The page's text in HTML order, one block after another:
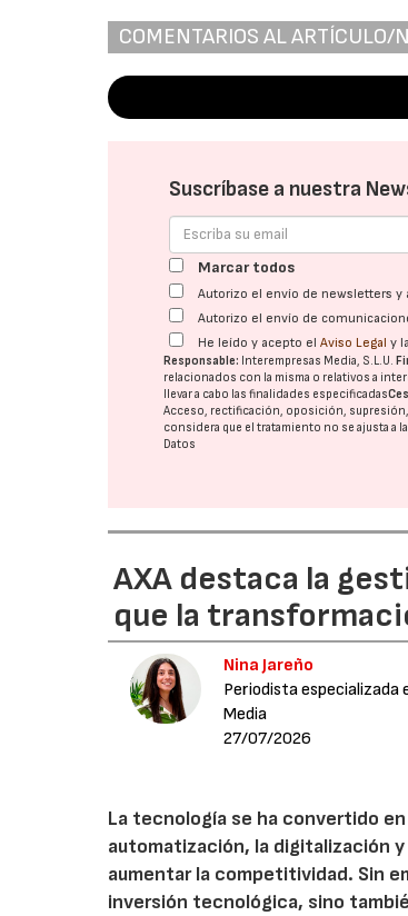
COMENTARIOS AL ARTÍCULO/
Suscríbase a nuestra
Marcar todos
Autorizo el envío de newsletters
Autorizo el envío de
He leído y acepto elAviso Legal y la
Responsable: Interempresas Media, S.L.U.
relacionados con la misma o relativos a
llevar a cabo las finalidades especificadas
Acceso, rectificación, oposición,
considera que el tratamiento no se ajusta a
Datos
AXA destaca la
que la
Nina Jareño
Periodista especializada
Media
27/07/2026
La tecnología se ha convertido
automatización, la digitalización
aumentar la competitividad. Sin
inversión tecnológica, sino